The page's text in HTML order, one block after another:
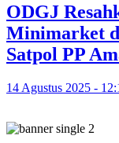
ODGJ
Minimarket
Satpol PP
14 Agustus 2025 -